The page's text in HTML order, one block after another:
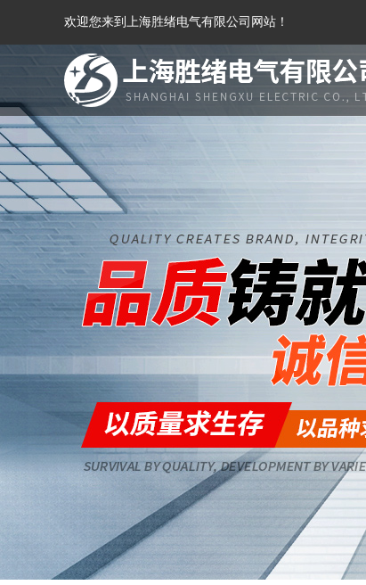
欢迎您来到上海胜绪电气有限公司网站！